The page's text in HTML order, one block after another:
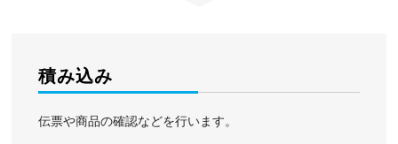
積み込み
伝票や商品の確認などを行います。